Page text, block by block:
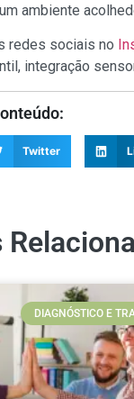
ambiente
redes sociais no
integração
Twitter
DIAGNÓSTICO E